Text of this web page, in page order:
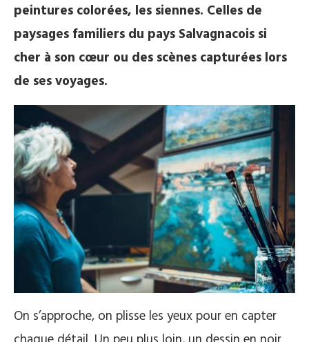
peintures colorées, les siennes. Celles de
paysages familiers du pays Salvagnacois si
cher à son cœur ou des scènes capturées lors
de ses voyages.
On s’approche, on plisse les yeux pour en capter